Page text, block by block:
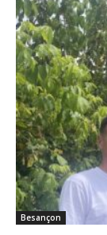
Besançon